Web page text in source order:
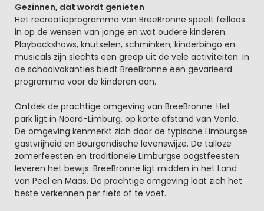
Gezinnen, dat wordt genieten
Het recreatieprogramma van BreeBronne speelt feilloos
in op de wensen van jonge en wat oudere kinderen.
Playbackshows, knutselen, schminken, kinderbingo en
musicals zijn slechts een greep uit de vele activiteiten. In
de schoolvakanties biedt BreeBronne een gevarieerd
programma voor de kinderen aan.
Ontdek de prachtige omgeving van BreeBronne. Het
park ligt in Noord-Limburg, op korte afstand van Venlo.
De omgeving kenmerkt zich door de typische Limburgse
gastvrijheid en Bourgondische levenswijze. De talloze
zomerfeesten en traditionele Limburgse oogstfeesten
leveren het bewijs. BreeBronne ligt midden in het Land
van Peel en Maas. De prachtige omgeving laat zich het
beste verkennen per fiets of te voet.